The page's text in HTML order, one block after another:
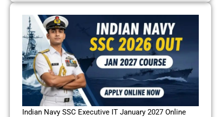
Indian Navy SSC Executive IT January 2027 Online